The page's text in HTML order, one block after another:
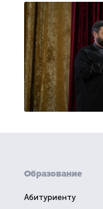
Образование
Абитуриенту